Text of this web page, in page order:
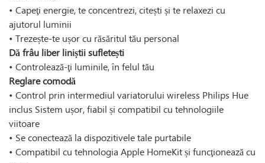
• Capeţi energie, te concentrezi, citești și te relaxezi cu
ajutorul luminii
• Trezește-te ușor cu răsăritul tău personal
Dă frâu liber liniștii sufletești
• Controlează-ţi luminile, în felul tău
Reglare comodă
• Control prin intermediul variatorului wireless Philips Hue
inclus Sistem ușor, fiabil și compatibil cu tehnologiile
viitoare
• Se conectează la dispozitivele tale purtabile
• Compatibil cu tehnologia Apple HomeKit și funcţionează cu